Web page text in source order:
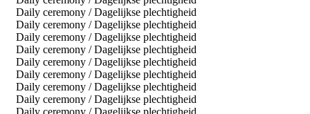
Daily ceremony / Dagelijkse plechtigheid
Daily ceremony / Dagelijkse plechtigheid
Daily ceremony / Dagelijkse plechtigheid
Daily ceremony / Dagelijkse plechtigheid
Daily ceremony / Dagelijkse plechtigheid
Daily ceremony / Dagelijkse plechtigheid
Daily ceremony / Dagelijkse plechtigheid
Daily ceremony / Dagelijkse plechtigheid
Daily ceremony / Dagelijkse plechtigheid